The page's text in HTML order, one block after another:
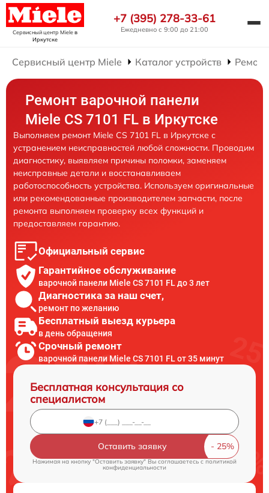
Сервисный центр Mieleв
Иркутске
+7 (395) 278-33-61
Ежедневно с 9:00 до 21:00
Сервисный центр Miele Каталог устройств
Ремонт варочной панели
Miele CS 7101 FL в Иркутске
Выполняем ремонт Miele CS 7101 FL в Иркутске с
устранением неисправностей любой сложности. Проводим
диагностику, выявляем причины поломки, заменяем
неисправные детали и восстанавливаем
работоспособность устройства. Используем оригинальные
или рекомендованные производителем запчасти, после
ремонта выполняем проверку всех функций и
предоставляем гарантию.
Официальный сервис
Гарантийное обслуживание
варочной панели Miele CS 7101 FL до 3 лет
Диагностика за наш счет,
ремонт по желанию
Бесплатный выезд курьера
в день обращения
Срочный ремонт
варочной панели Miele CS 7101 FL от 35 минут
Бесплатная консультация со
специалистом
Оставить заявку
Нажимая на кнопку "Оставить заявку" Вы соглашаетесь cполитикой
конфиденциальности